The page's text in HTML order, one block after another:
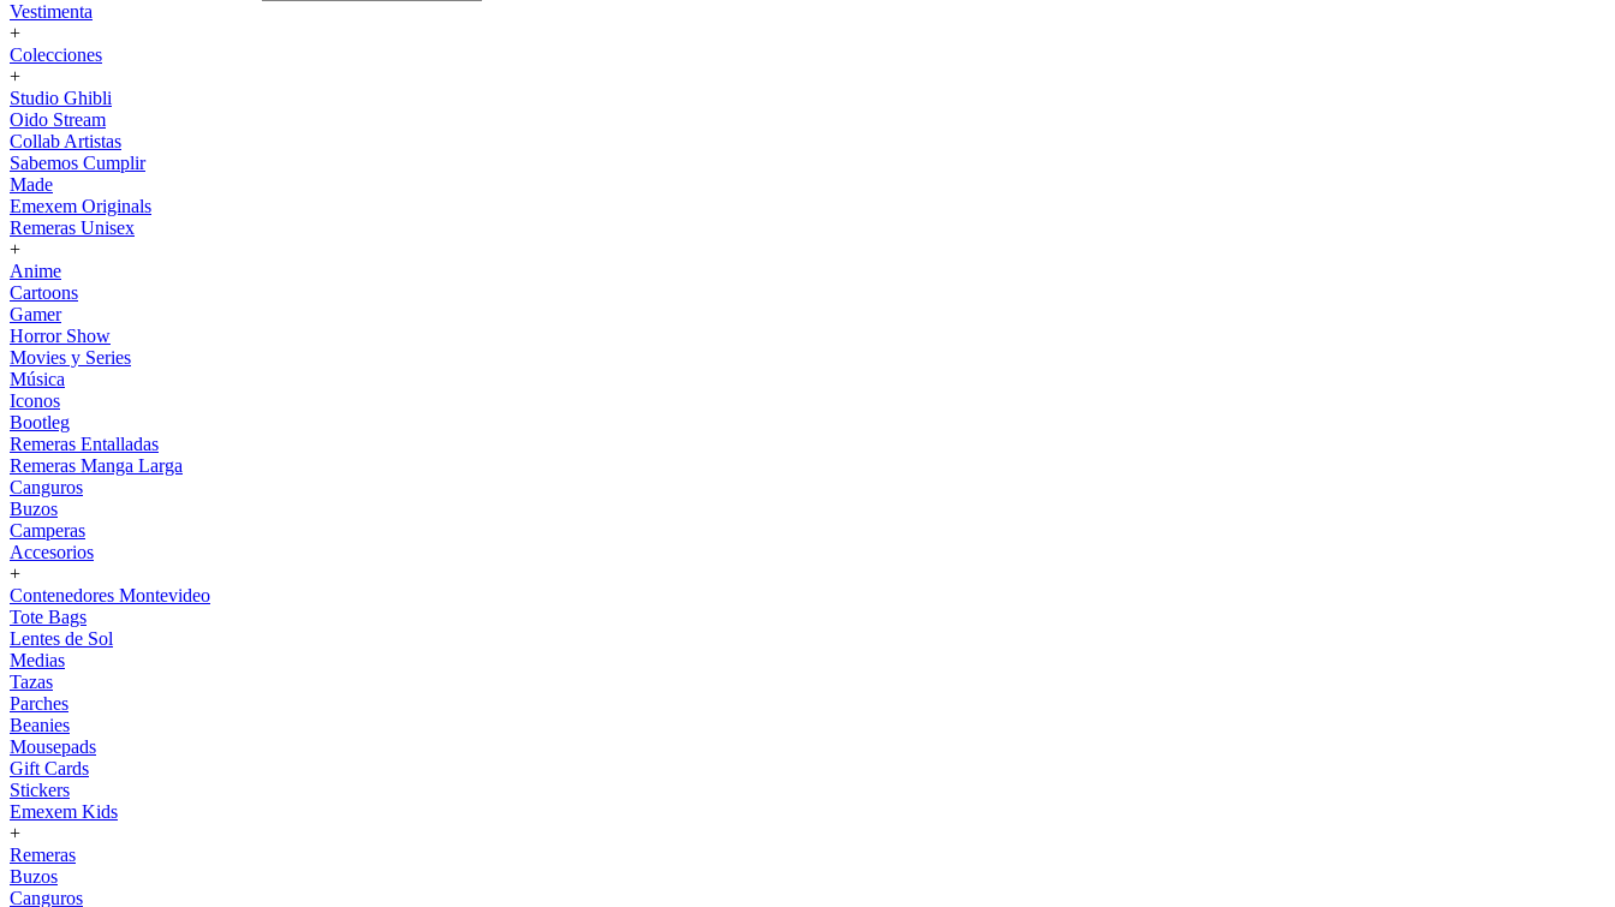
Vestimenta
+
Colecciones
+
Studio Ghibli
Oido Stream
Collab Artistas
Sabemos Cumplir
Made
Emexem Originals
Remeras Unisex
+
Anime
Cartoons
Gamer
Horror Show
Movies y Series
Música
Iconos
Bootleg
Remeras Entalladas
Remeras Manga Larga
Canguros
Buzos
Camperas
Accesorios
+
Contenedores Montevideo
Tote Bags
Lentes de Sol
Medias
Tazas
Parches
Beanies
Mousepads
Gift Cards
Stickers
Emexem Kids
+
Remeras
Buzos
Canguros